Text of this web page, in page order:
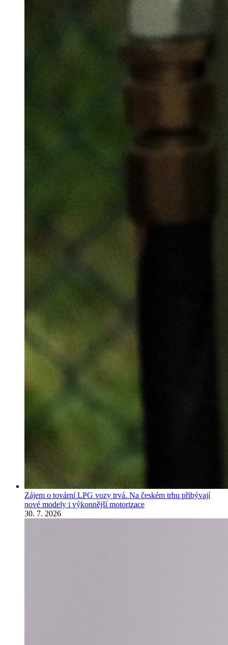
Zájem o tovární LPG vozy trvá. Na českém trhu přibývají
nové modely i výkonnější motorizace
30. 7. 2026